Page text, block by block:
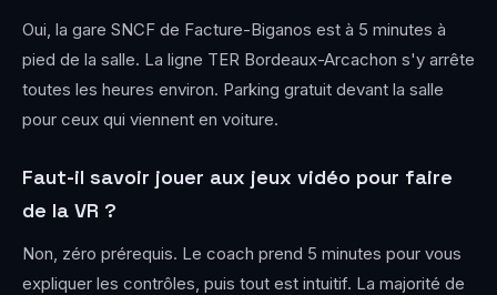
Oui, la gare SNCF de Facture-Biganos est à 5 minutes à
pied de la salle. La ligne TER Bordeaux-Arcachon s'y arrête
toutes les heures environ. Parking gratuit devant la salle
pour ceux qui viennent en voiture.
Faut-il savoir jouer aux jeux vidéo pour faire
de la VR ?
Non, zéro prérequis. Le coach prend 5 minutes pour vous
expliquer les contrôles, puis tout est intuitif. La majorité de